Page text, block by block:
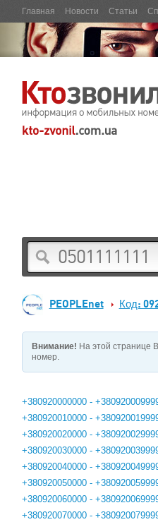
Главная Новости Статьи
PEOPLEnet Код:
Внимание! На этой странице
номер.
+380920000000 -
+380920010000 -
+380920020000 -
+380920030000 -
+380920040000 -
+380920050000 -
+380920060000 -
+380920070000 -